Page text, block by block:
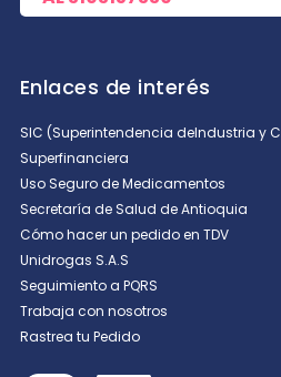
Enlaces de interés
SIC (Superintendencia deIndustria y
Superfinanciera
Uso Seguro de Medicamentos
Secretaría de Salud de Antioquia
Cómo hacer un pedido en TDV
Unidrogas S.A.S
Seguimiento a PQRS
Trabaja con nosotros
Rastrea tu Pedido